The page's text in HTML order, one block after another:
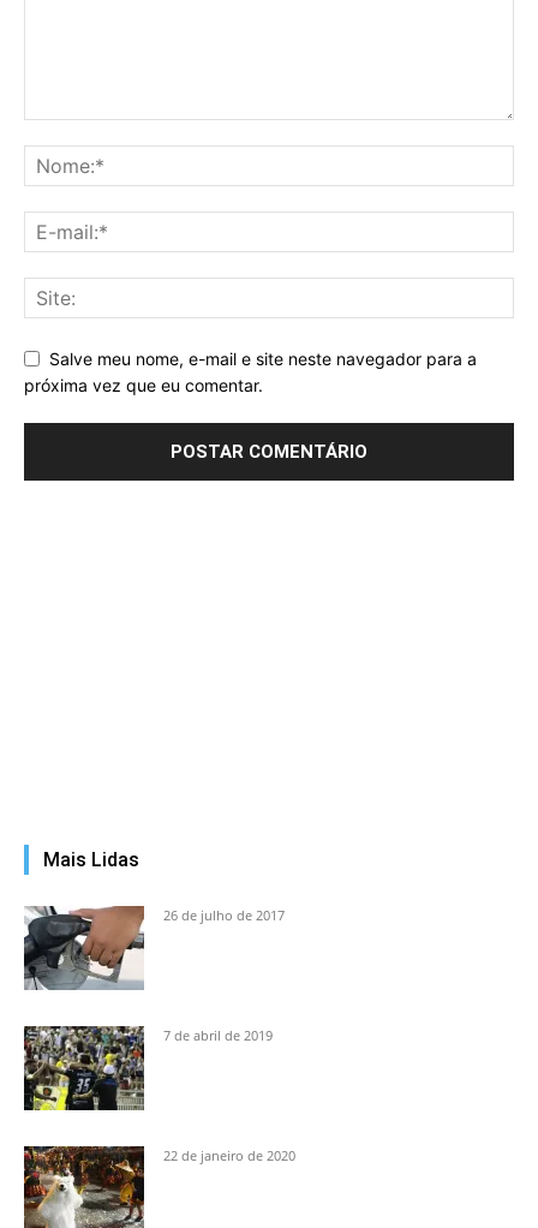
Salve meu nome, e-mail e site neste navegador para a
próxima vez que eu comentar.
Mais Lidas
26 de julho de 2017
7 de abril de 2019
22 de janeiro de 2020